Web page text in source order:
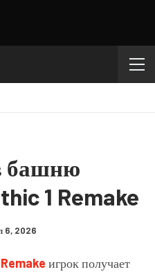
башню
1 Remake
6, 2026
игрок получает